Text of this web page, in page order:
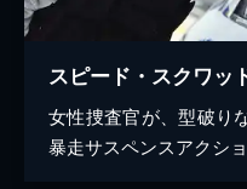
スピード・スクワ
女性捜査官が、型破り
暴走サスペンスアクシ